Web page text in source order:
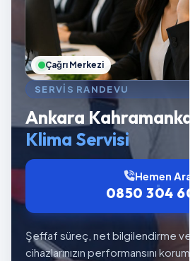
SERVIS RANDEVU
Ankara
Klima Servisi
Şeffaf süreç, net bilgilendirme ve
cihazlarınızın performansını
Hemen Ara
0850 304
Çağrı Merkezi